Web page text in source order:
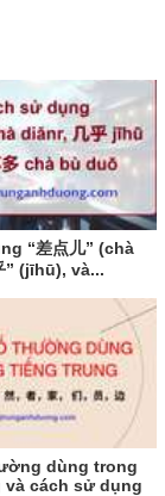
“差点儿” (chà
” (jīhū), và...
dùng trong
và cách sử dụng